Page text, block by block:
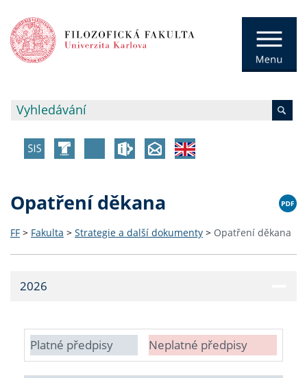
Opatření děkana
FF > Fakulta > Strategie a další dokumenty > Opatření děkana
2026
Platné předpisy Neplatné předpisy